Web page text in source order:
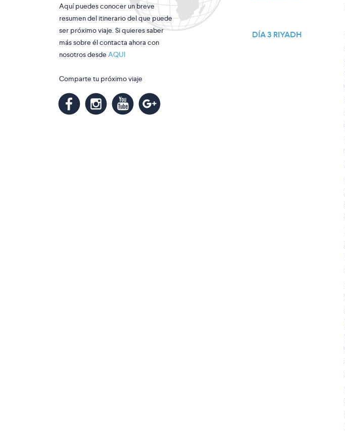
Aquí puedes conocer un breve
resumen del itinerario del que puede
ser próximo viaje. Si quieres saber
más sobre él contacta ahora con
nosotros desde AQUI
Comparte tu próximo viaje
mknl
DÍA 3 RIYADH